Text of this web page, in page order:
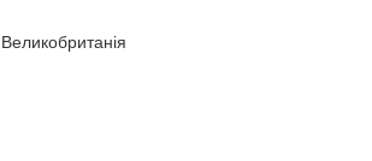
Великобританія